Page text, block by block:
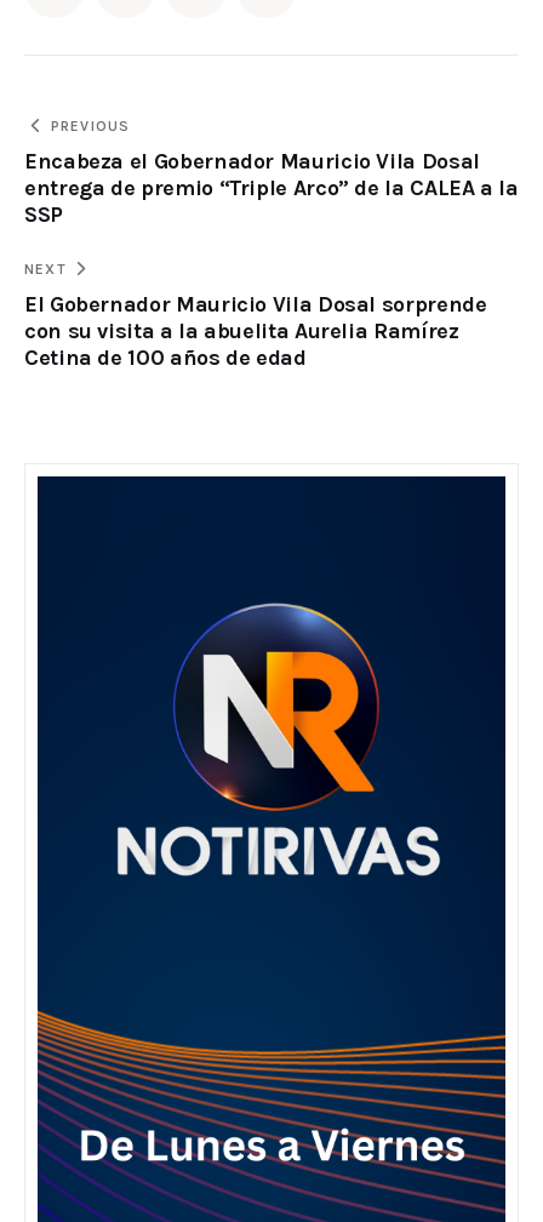
PREVIOUS
Encabeza el Gobernador Mauricio Vila Dosal
entrega de premio “Triple Arco” de la CALEA a la
SSP
NEXT
El Gobernador Mauricio Vila Dosal sorprende
con su visita a la abuelita Aurelia Ramírez
Cetina de 100 años de edad